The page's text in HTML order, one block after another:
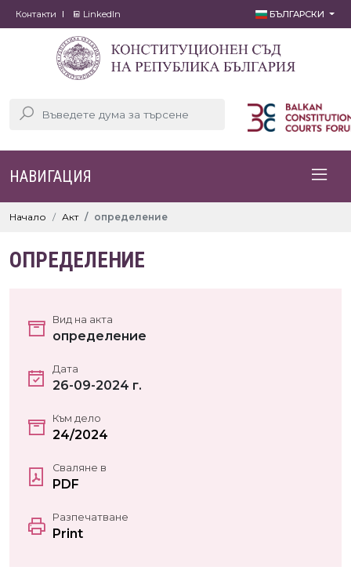
Контакти LinkedIn БЪЛГАРСКИ
НАВИГАЦИЯ
Начало Акт определение
ОПРЕДЕЛЕНИЕ
Вид на акта
определение
Дата
26-09-2024 г.
Към дело
24/2024
Сваляне в
PDF
Разпечатване
Print